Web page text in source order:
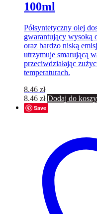
100ml
Półsyntetyczny olej
gwarantujący wysoką
oraz bardzo niską
utrzymuje smarującą
przeciwdziałając
temperaturach.
8.46 zł
8.46 zł Dodaj do
Save